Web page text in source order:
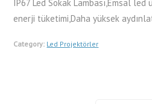
IP67 Led Sokak Lambası,Emsal
enerji tüketimi,Daha yüksek
Category: Led Projektörler